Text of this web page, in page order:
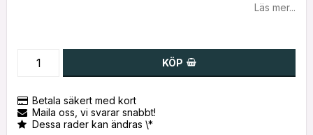
Läs mer...
KÖP
Betala säkert med kort
Maila oss, vi svarar snabbt!
Dessa rader kan ändras \*